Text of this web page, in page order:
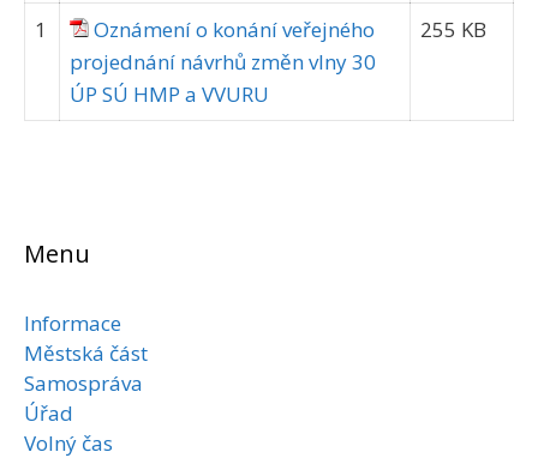
1
Oznámení o konání veřejného
projednání návrhů změn vlny 30
ÚP SÚ HMP a VVURU
255 KB
Menu
Informace
Městská část
Samospráva
Úřad
Volný čas